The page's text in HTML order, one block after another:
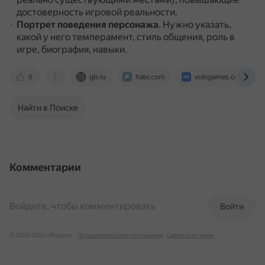
достоверность игровой реальности.
Портрет поведения персонажа. Нужно указать,
какой у него темперамент, стиль общения, роль в
игре, биография, навыки.
0 gb.ru habr.com vokigames.com
Найти в Поиске
Комментарии
Войти
Войдите, чтобы комментировать
© 2026 ООО «Яндекс» Пользовательское соглашение Связаться с нами